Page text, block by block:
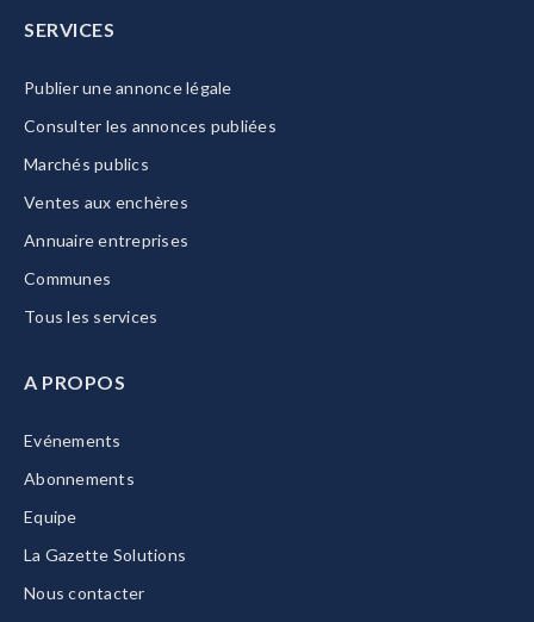
SERVICES
Publier une annonce légale
Consulter les annonces publiées
Marchés publics
Ventes aux enchères
Annuaire entreprises
Communes
Tous les services
A PROPOS
Evénements
Abonnements
Equipe
La Gazette Solutions
Nous contacter